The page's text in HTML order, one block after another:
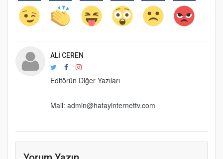
ALI CEREN
Editörün Diğer Yazıları
Mail: admin@hatayinternettv.com